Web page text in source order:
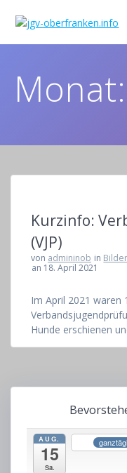
Kurzinfo:
(VJP)
von admininob in Bilder
an 18. April 2021
Im April 2021 waren
Hunde erschienen
AUG.
15
Sa.